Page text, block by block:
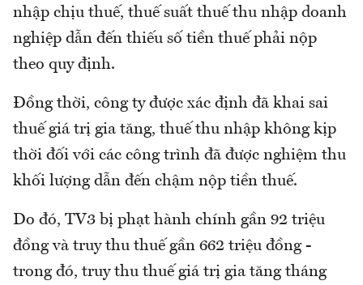
nhập chịu thuế, thuế suất thuế thu nhập doanh
nghiệp dẫn đến thiếu số tiền thuế phải nộp
theo quy định.
Đồng thời, công ty được xác định đã khai sai
thuế giá trị gia tăng, thuế thu nhập không kịp
thời đối với các công trình đã được nghiệm thu
khối lượng dẫn đến chậm nộp tiền thuế.
Do đó, TV3 bị phạt hành chính gần 92 triệu
đồng và truy thu thuế gần 662 triệu đồng -
trong đó, truy thu thuế giá trị gia tăng tháng